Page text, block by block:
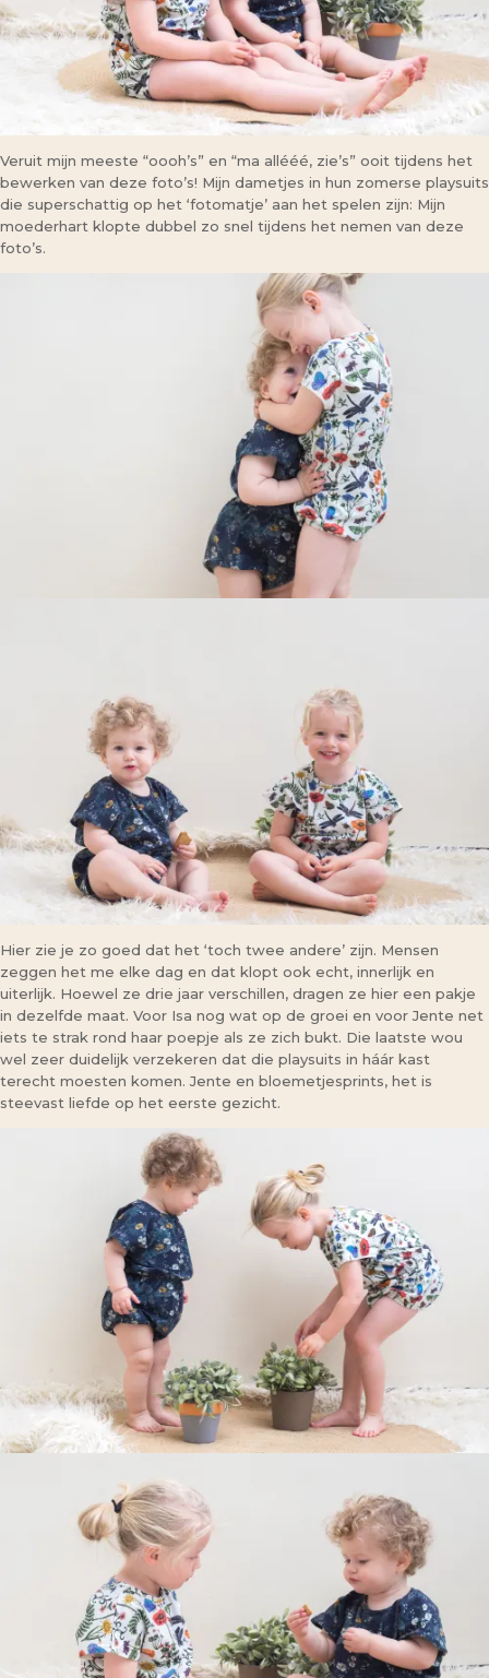
Veruit mijn meeste “oooh’s” en “ma allééé, zie’s” ooit tijdens het
bewerken van deze foto’s! Mijn dametjes in hun zomerse playsuits
die superschattig op het ‘fotomatje’ aan het spelen zijn: Mijn
moederhart klopte dubbel zo snel tijdens het nemen van deze
foto’s.
Hier zie je zo goed dat het ‘toch twee andere’ zijn. Mensen
zeggen het me elke dag en dat klopt ook echt, innerlijk en
uiterlijk. Hoewel ze drie jaar verschillen, dragen ze hier een pakje
in dezelfde maat. Voor Isa nog wat op de groei en voor Jente net
iets te strak rond haar poepje als ze zich bukt. Die laatste wou
wel zeer duidelijk verzekeren dat die playsuits in háár kast
terecht moesten komen. Jente en bloemetjesprints, het is
steevast liefde op het eerste gezicht.